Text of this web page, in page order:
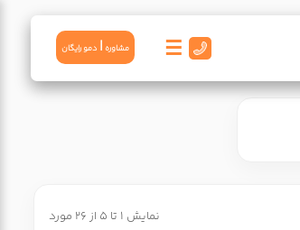
مشاوره | دمو رايگان ☰
نمایش 1 تا 5 از 26 مورد